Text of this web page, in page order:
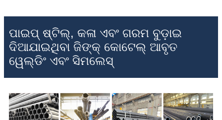
ପାଇପ୍ ଷ୍ଟିଲ୍, କଳା ଏବଂ ଗରମ ବୁଡ଼ାଇ
ଦିଆଯାଇଥିବା ଜିଙ୍କ୍ କୋଟେଲ୍ ଆବୃତ
ୱେଲ୍ଡିଂ ଏବଂ ସିମଲେସ୍